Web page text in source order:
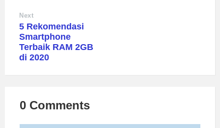
Next
5 Rekomendasi
Smartphone
Terbaik RAM 2GB
di 2020
0 Comments